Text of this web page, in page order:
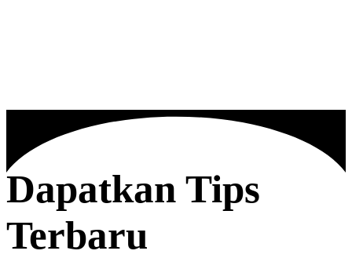
Dapatkan Tips
Terbaru